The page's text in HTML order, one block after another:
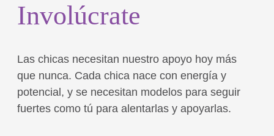
Involúcrate
Las chicas necesitan nuestro apoyo hoy más
que nunca. Cada chica nace con energía y
potencial, y se necesitan modelos para seguir
fuertes como tú para alentarlas y apoyarlas.